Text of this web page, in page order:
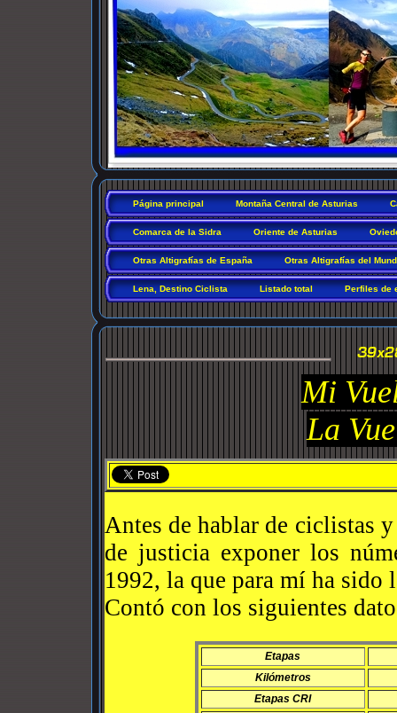
Página principal Montaña Central de Asturias
Comarca de la Sidra Oriente de Asturias
Otras Altigrafías de España Otras Altigrafías del
Lena, Destino Ciclista Listado total Perfiles de
Mi
La
Antes de hablar de ciclistas
de justicia exponer los
1992, la que para mí ha sido
Contó con los siguientes
Etapas
Kilómetros
Etapas CRI